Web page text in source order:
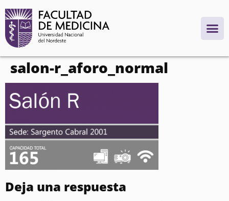
contenido
salon-r_aforo_normal
Deja una respuesta